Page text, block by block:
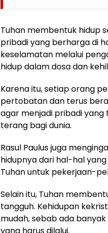
Tuhan membentuk hidup
pribadi yang berharga di
keselamatan melalui
hidup dalam dosa dan
Karena itu, setiap orang
pertobatan dan terus
agar menjadi pribadi
terang bagi dunia.
Rasul Paulus juga
hidupnya dari hal-hal
Tuhan untuk pekerjaan-
Selain itu, Tuhan
tangguh. Kehidupan
mudah, sebab ada